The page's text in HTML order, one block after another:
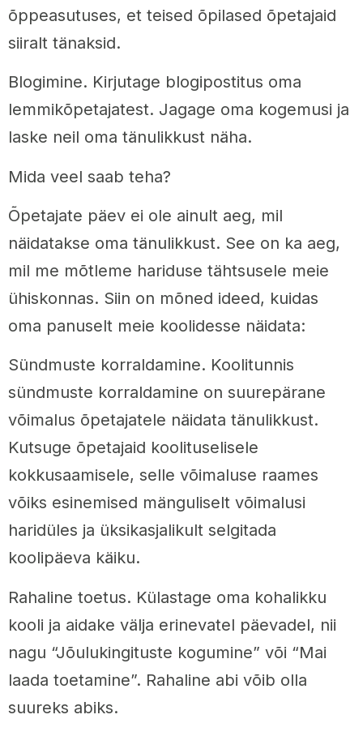
õppeasutuses, et teised õpilased õpetajaid
siiralt tänaksid.
Blogimine. Kirjutage blogipostitus oma
lemmikõpetajatest. Jagage oma kogemusi ja
laske neil oma tänulikkust näha.
Mida veel saab teha?
Õpetajate päev ei ole ainult aeg, mil
näidatakse oma tänulikkust. See on ka aeg,
mil me mõtleme hariduse tähtsusele meie
ühiskonnas. Siin on mõned ideed, kuidas
oma panuselt meie koolidesse näidata:
Sündmuste korraldamine. Koolitunnis
sündmuste korraldamine on suurepärane
võimalus õpetajatele näidata tänulikkust.
Kutsuge õpetajaid koolituselisele
kokkusaamisele, selle võimaluse raames
võiks esinemised mänguliselt võimalusi
haridüles ja üksikasjalikult selgitada
koolipäeva käiku.
Rahaline toetus. Külastage oma kohalikku
kooli ja aidake välja erinevatel päevadel, nii
nagu “Jõulukingituste kogumine” või “Mai
laada toetamine”. Rahaline abi võib olla
suureks abiks.